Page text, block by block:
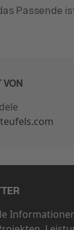
Passende
VON